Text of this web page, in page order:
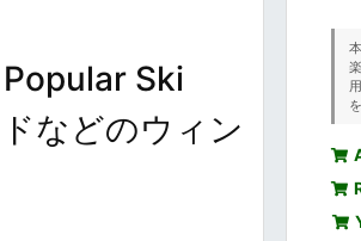
Ski
などのウィン